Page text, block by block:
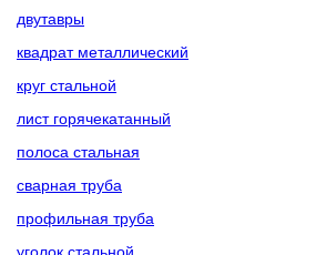
двутавры
квадрат металлический
круг стальной
лист горячекатанный
полоса стальная
сварная труба
профильная труба
уголок стальной